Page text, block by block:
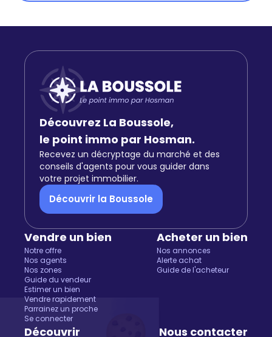
Salut c'est nous...
les Cookies !
Découvrez La Boussole,
le point immo par Hosman.
Recevez un décryptage du marché et des
conseils d'agents pour vous guider dans
votre projet immobilier.
Découvrir la Boussole
Vendre un bien
Notre offre
Nos agents
Nos zones
Guide du vendeur
Estimer un bien
Vendre rapidement
Parrainez un proche
Se connecter
Acheter un bien
Nos annonces
Alerte achat
Guide de l'acheteur
Découvrir Nous contacter